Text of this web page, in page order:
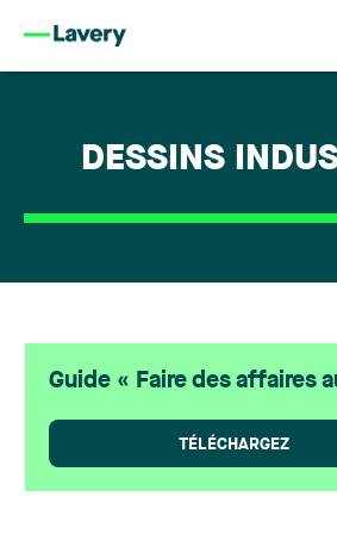
DESSINS
Guide « Faire des affaires
TÉLÉCHARGEZ